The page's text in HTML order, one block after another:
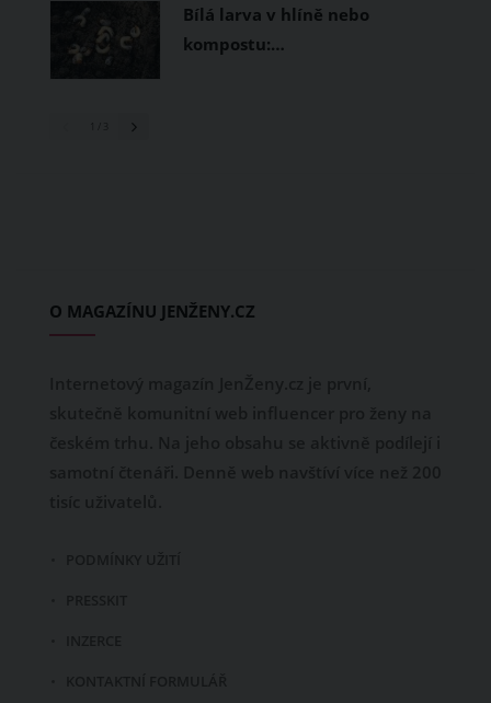
Bílá larva v hlíně nebo
kompostu:…
O MAGAZÍNU JENŽENY.CZ